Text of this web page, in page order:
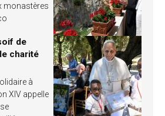
monastères
de
charité
à
XIV appelle